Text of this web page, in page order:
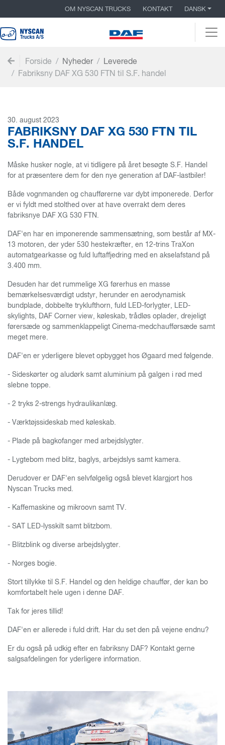
OM NYSCAN TRUCKS KONTAKT DANSK
Forside Nyheder
Leverede
Fabriksny DAF XG 530 FTN til S.F. handel
30. august 2023
FABRIKSNY DAF XG 530 FTN TIL
S.F. HANDEL
Måske husker nogle, at vi tidligere på året besøgte S.F. Handel
for at præsentere dem for den nye generation af DAF-lastbiler!
Både vognmanden og chaufførerne var dybt imponerede. Derfor
er vi fyldt med stolthed over at have overrakt dem deres
fabriksnye DAF XG 530 FTN.
DAF'en har en imponerende sammensætning, som består af MX-
13 motoren, der yder 530 hestekræfter, en 12-trins TraXon
automatgearkasse og fuld luftaffjedring med en akselafstand på
3.400 mm.
Desuden har det rummelige XG førerhus en masse
bemærkelsesværdigt udstyr, herunder en aerodynamisk
bundplade, dobbelte tryklufthorn, fuld LED-forlygter, LED-
skylights, DAF Corner view, køleskab, trådløs oplader, drejeligt
førersæde og sammenklappeligt Cinema-medchaufførsæde samt
meget mere.
DAF'en er yderligere blevet opbygget hos Øgaard med følgende.
- Sideskørter og aludørk samt aluminium på galgen i rød med
slebne toppe.
- 2 tryks 2-strengs hydraulikanlæg.
- Værktøjssideskab med køleskab.
- Plade på bagkofanger med arbejdslygter.
- Lygtebom med blitz, baglys, arbejdslys samt kamera.
Derudover er DAF'en selvfølgelig også blevet klargjort hos
Nyscan Trucks med.
- Kaffemaskine og mikroovn samt TV.
- SAT LED-lysskilt samt blitzbom.
- Blitzblink og diverse arbejdslygter.
- Norges bogie.
Stort tillykke til S.F. Handel og den heldige chauffør, der kan bo
komfortabelt hele ugen i denne DAF.
Tak for jeres tillid!
DAF'en er allerede i fuld drift. Har du set den på vejene endnu?
Er du også på udkig efter en fabriksny DAF? Kontakt gerne
salgsafdelingen for yderligere information.